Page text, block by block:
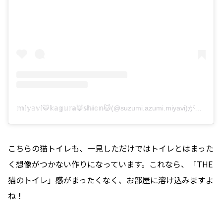
こちらの猫トイレも、一見しただけではトイレとはまった
く想像がつかない作りになっています。これなら、「THE
猫のトイレ」感がまったくなく、お部屋に溶け込みますよ
ね！